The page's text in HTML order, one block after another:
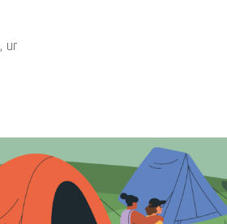
undvik sköljmedel och